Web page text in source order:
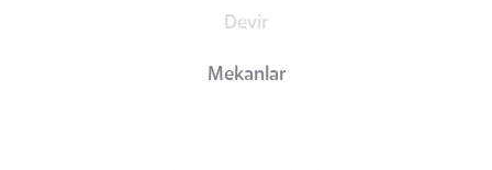
Devir
Mekanlar